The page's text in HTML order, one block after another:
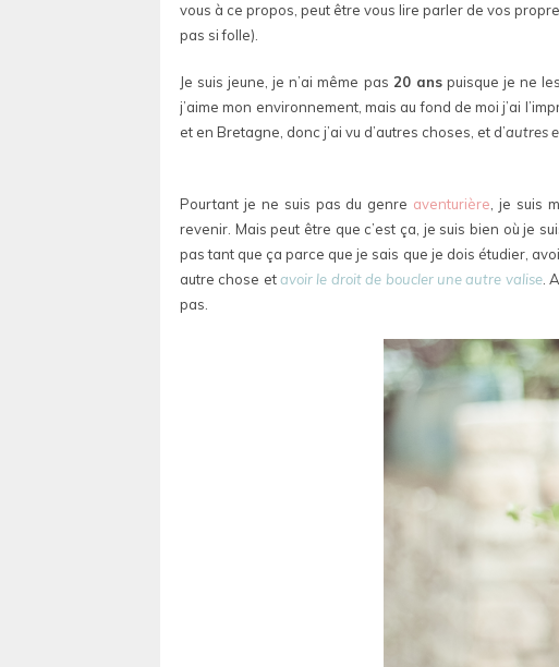
vous à ce propos, peut être vous lire parler de vos
pas si folle).
Je suis jeune, je n’ai même pas 20 anspuisque je ne
j’aime mon environnement, mais au fond de moi j’ai
et en Bretagne, donc j’ai vu d’autres choses, et d’autres
Pourtant je ne suis pas du genre aventurière, je suis
revenir. Mais peut être que c’est ça, je suis bien où je
pas tant que ça parce que je sais que je dois étudier,
autre chose etavoir le droit de boucler une autre valise.
pas.